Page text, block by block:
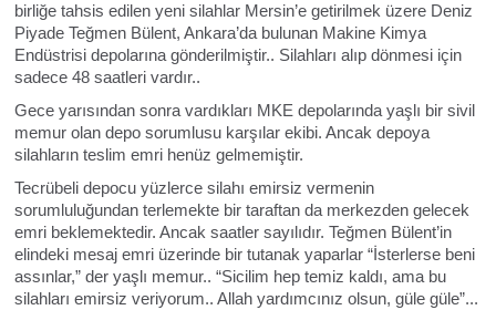
birliğe tahsis edilen yeni silahlar Mersin’e getirilmek üzere Deniz
Piyade Teğmen Bülent, Ankara’da bulunan Makine Kimya
Endüstrisi depolarına gönderilmiştir.. Silahları alıp dönmesi için
sadece 48 saatleri vardır..
Gece yarısından sonra vardıkları MKE depolarında yaşlı bir sivil
memur olan depo sorumlusu karşılar ekibi. Ancak depoya
silahların teslim emri henüz gelmemiştir.
Tecrübeli depocu yüzlerce silahı emirsiz vermenin
sorumluluğundan terlemekte bir taraftan da merkezden gelecek
emri beklemektedir. Ancak saatler sayılıdır. Teğmen Bülent’in
elindeki mesaj emri üzerinde bir tutanak yaparlar “İsterlerse beni
assınlar,” der yaşlı memur.. “Sicilim hep temiz kaldı, ama bu
silahları emirsiz veriyorum.. Allah yardımcınız olsun, güle güle”...